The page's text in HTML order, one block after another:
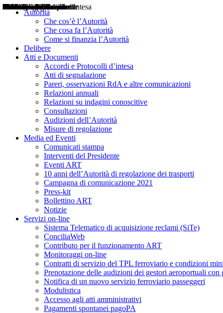
Autorità
Che cos’è l’Autorità
Che cosa fa l’Autorità
Come si finanzia l’Autorità
Delibere
Atti e Documenti
Accordi e Protocolli d’intesa
Atti di segnalazione
Pareri, osservazioni RdA e altre comunicazioni
Relazioni annuali
Relazioni su indagini conoscitive
Consultazioni
Audizioni dell’Autorità
Misure di regolazione
Media ed Eventi
Comunicati stampa
Interventi del Presidente
Eventi ART
10 anni dell’Autorità di regolazione dei trasporti
Campagna di comunicazione 2021
Press-kit
Bollettino ART
Notizie
Servizi on-line
Sistema Telematico di acquisizione reclami (SiTe)
ConciliaWeb
Contributo per il funzionamento ART
Monitoraggi on-line
Contratti di servizio del TPL ferroviario e condizioni
Prenotazione delle audizioni dei gestori aeroportuali con
Notifica di un nuovo servizio ferroviario passeggeri
Modulistica
Accesso agli atti amministrativi
Pagamenti spontanei pagoPA
Delibere
Pareri
Consultazioni
Audizioni
Atti di Segnalazione
Accordi e Protocolli d'Intesa
Relazioni annuali
Misure di regolazione
Notizie
Comunicati Stampa
Bollettini ART
Convegni ART
Interviste del Presidente
Articoli in primo piano
Interventi del Presidente
2004
2005
2010
2013
2014
2015
2016
2017
2018
2019
202
2020
2021
2022
2023
2024
2025
2026
Aereo
Marittimo
Terrestre